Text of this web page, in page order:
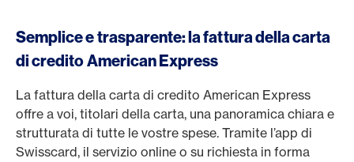
Semplice e trasparente: la fattura della carta
di credito American Express
La fattura della carta di credito American Express
offre a voi, titolari della carta, una panoramica chiara e
strutturata di tutte le vostre spese. Tramite l’app di
Swisscard, il servizio online o su richiesta in forma